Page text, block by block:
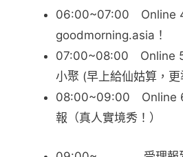
06:00~07:00 Online
goodmorning.asia！
07:00~08:00 Online 5
小聚 (早上給仙姑算，更
08:00~09:00 Online
報（真人實境秀！）